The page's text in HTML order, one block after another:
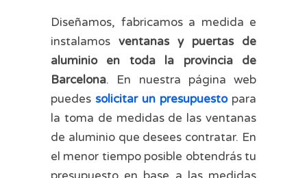
Diseñamos, fabricamos a medida e
instalamos ventanas y puertas de
aluminio en toda la provincia de
Barcelona. En nuestra página web
puedes solicitar un presupuestopara
la toma de medidas de las ventanas
de aluminio que desees contratar. En
el menor tiempo posible obtendrás tu